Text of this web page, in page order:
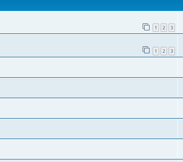
1 2 3
1 2 3